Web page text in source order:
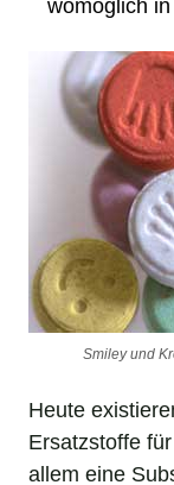
womöglich
Smiley und
Heute
Ersatzstoffe
allem eine